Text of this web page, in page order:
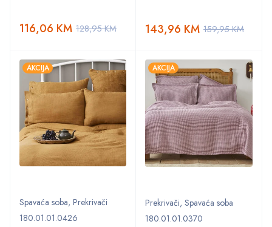
128,95KM
116,06 KM 159,95KM
143,96 KM
AKCIJA
Spavaća soba, Prekrivači
180.01.01.0426
AKCIJA
Prekrivači, Spavaća soba
180.01.01.0370